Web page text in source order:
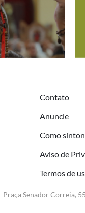
Contato
Anuncie
Como
Aviso de
Termos de
Praça Senador Correia,